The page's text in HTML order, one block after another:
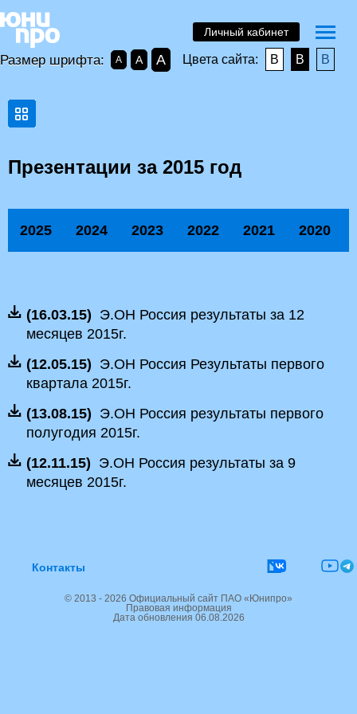
Размер шрифта: A A A Цвета сайта: B B B
Личный кабинет
Презентации за 2015 год
2025 2024 2023 2022 2021 2020
(16.03.15) Э.ОН Россия результаты за 12
месяцев 2015г.
(12.05.15) Э.ОН Россия Результаты первого
квартала 2015г.
(13.08.15) Э.ОН Россия результаты первого
полугодия 2015г.
(12.11.15) Э.ОН Россия результаты за 9
месяцев 2015г.
Контакты
© 2013 - 2026 Официальный сайт ПАО «Юнипро»
Правовая информация
Дата обновления 06.08.2026